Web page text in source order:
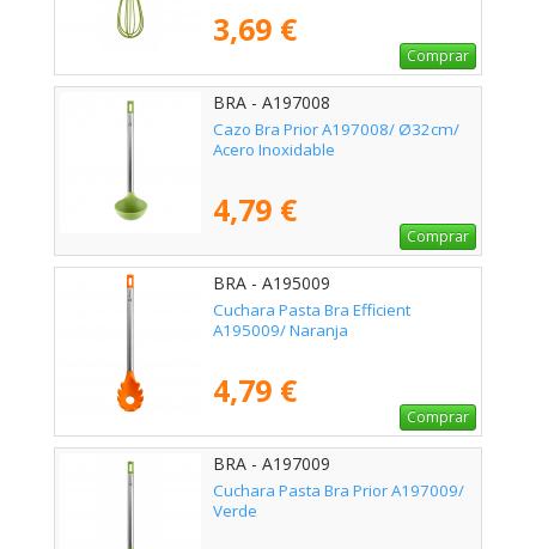
3,69 €
Comprar
BRA - A197008
Cazo Bra Prior A197008/ Ø32cm/
Acero Inoxidable
4,79 €
Comprar
BRA - A195009
Cuchara Pasta Bra Efficient
A195009/ Naranja
4,79 €
Comprar
BRA - A197009
Cuchara Pasta Bra Prior A197009/
Verde